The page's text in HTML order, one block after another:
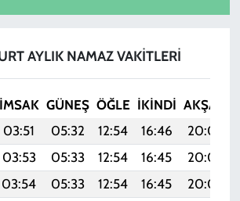
AYLIK NAMAZ VAKITLERI
İMSAK GÜNEŞ ÖĞLE İKINDI AKŞAM
03:51 05:32 12:54 16:46 20:06
03:53 05:33 12:54 16:45 20:06
03:54 05:33 12:54 16:45 20:05